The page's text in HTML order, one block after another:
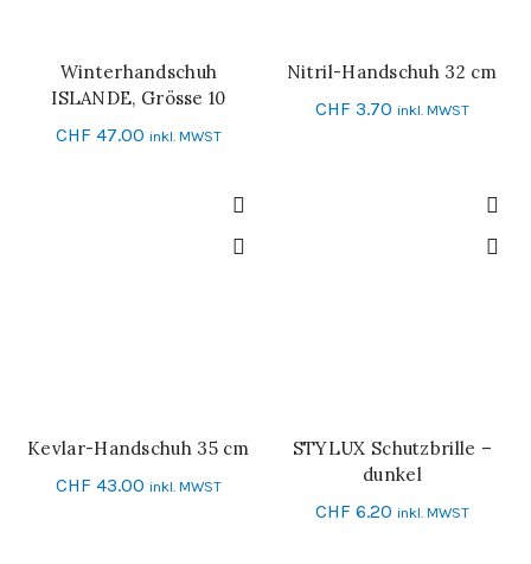
IN DEN WARENKORB
Winterhandschuh
ISLANDE, Grösse 10
CHF 47.00 inkl. MWST
SCHNELL-EINKAUF
Nitril-Handschuh 32 cm
CHF 3.70 inkl. MWST
IN DEN WARENKORB
Kevlar-Handschuh 35 cm
CHF 43.00 inkl. MWST
IN DEN WARENKORB
STYLUX Schutzbrille –
dunkel
CHF 6.20 inkl. MWST